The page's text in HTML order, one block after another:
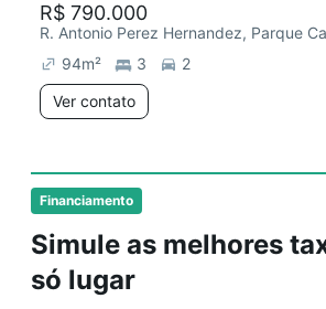
Financiamento
Simule as melhores
só lugar
R$ 790.000
R. Antonio Perez Hernandez, Parque
94m² 3
2
Ver contato